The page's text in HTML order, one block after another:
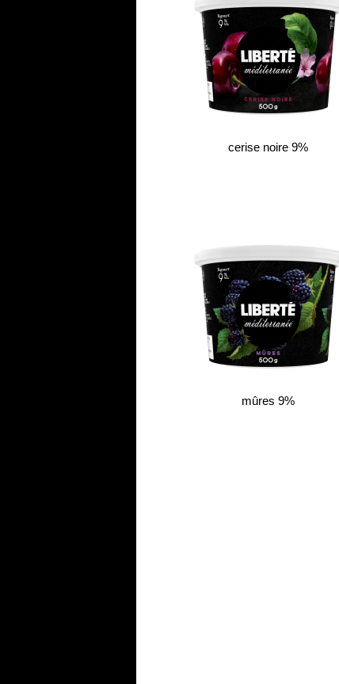
cerise noire 9%
mûres 9%